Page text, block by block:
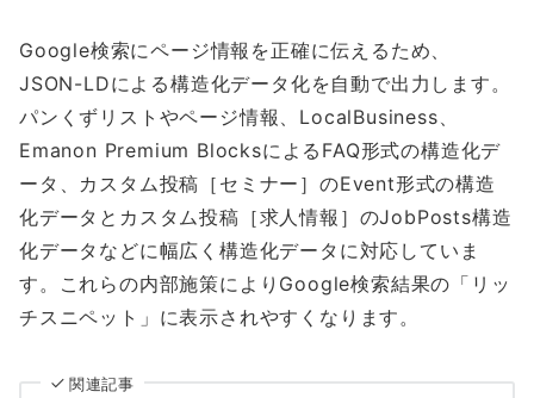
Google検索にページ情報を正確に伝えるため、
JSON-LDによる構造化データ化を自動で出力します。
パンくずリストやページ情報、LocalBusiness、
Emanon Premium BlocksによるFAQ形式の構造化デ
ータ、カスタム投稿［セミナー］のEvent形式の構造
化データとカスタム投稿［求人情報］のJobPosts構造
化データなどに幅広く構造化データに対応していま
す。これらの内部施策によりGoogle検索結果の「リッ
チスニペット」に表示されやすくなります。
関連記事